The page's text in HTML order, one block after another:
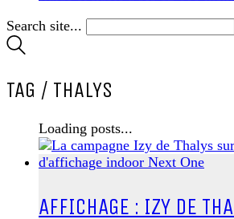
Search site...
TAG / THALYS
Loading posts...
AFFICHAGE : IZY DE